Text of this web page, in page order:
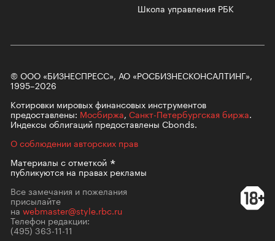
Школа управления РБК
© ООО «БИЗНЕСПРЕСС», АО «РОСБИЗНЕСКОНСАЛТИНГ»,
1995–2026
Котировки мировых финансовых инструментов
предоставлены: Мосбиржа, Санкт-Петербургская биржа.
Индексы облигаций предоставлены Cbonds.
О соблюдении авторских прав
Материалы сотметкой
публикуются на правах рекламы
Все замечания и пожелания
присылайте
на webmaster@style.rbc.ru
Телефон редакции:
(495) 363-11-11